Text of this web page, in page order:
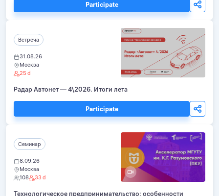
Participate
Встреча
31.08.26
Москва
25 d
Радар Автонет — 4\2026. Итоги лета
Participate
Семинар
8.09.26
Москва
108
33 d
Технологическое предпринимательство: особенности